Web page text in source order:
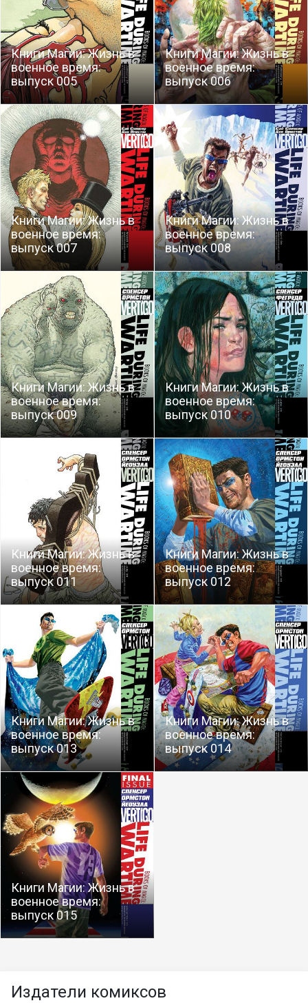
Книги Магии: Жизнь в
военное время:
выпуск 005
Книги Магии: Жизнь в
военное время:
выпуск 006
Книги Магии: Жизнь в
военное время:
выпуск 007
Книги Магии: Жизнь в
военное время:
выпуск 008
Книги Магии: Жизнь в
военное время:
выпуск 009
Книги Магии: Жизнь в
военное время:
выпуск 010
Книги Магии: Жизнь в
военное время:
выпуск 011
Книги Магии: Жизнь в
военное время:
выпуск 012
Книги Магии: Жизнь в
военное время:
выпуск 013
Книги Магии: Жизнь в
военное время:
выпуск 014
Книги Магии: Жизнь в
военное время:
выпуск 015
Издатели комиксов